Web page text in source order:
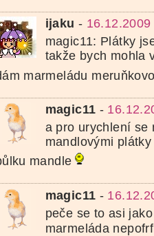
ijaku -
magic11: Plátky
takže bych mohla
marmeládu
magic11 -
a pro urychlení se
mandlovými
mandle
magic11 -
peče se to asi
marmeláda